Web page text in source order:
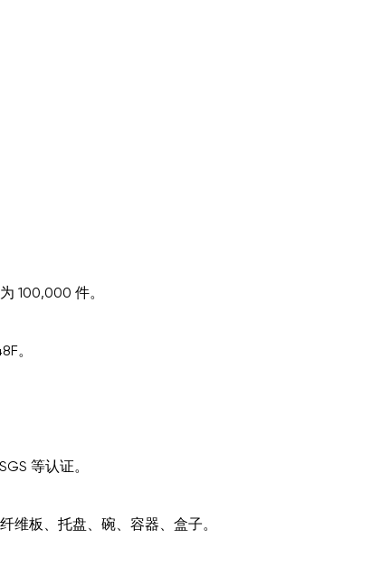
100,000 件。
。
等认证。
维板、托盘、碗、容器、盒子。